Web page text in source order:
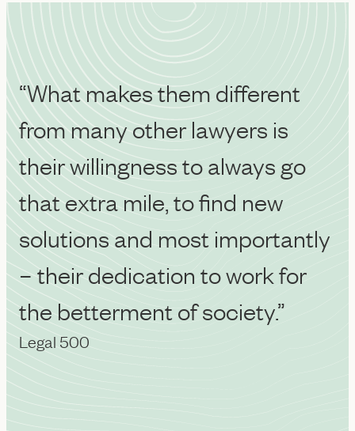
“What makes them different
from many other lawyers is
their willingness to always go
that extra mile, to find new
solutions and most importantly
– their dedication to work for
the betterment of society.”
Legal 500